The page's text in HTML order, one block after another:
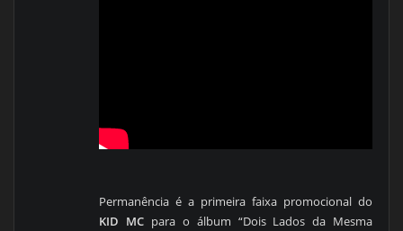
Permanência é a primeira faixa promocional do
KID MC para o álbum “Dois Lados da Mesma